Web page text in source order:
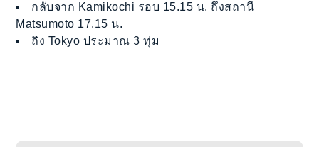
กลับจาก Kamikochi รอบ 15.15 น. ถึงสถานี
Matsumoto 17.15 น.
ถึง Tokyo ประมาณ 3 ทุ่ม